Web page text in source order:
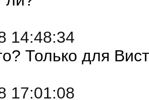
14:48:34
Только для
17:01:08